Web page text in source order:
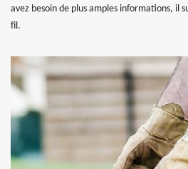
avez besoin de plus amples informations, il
fil.